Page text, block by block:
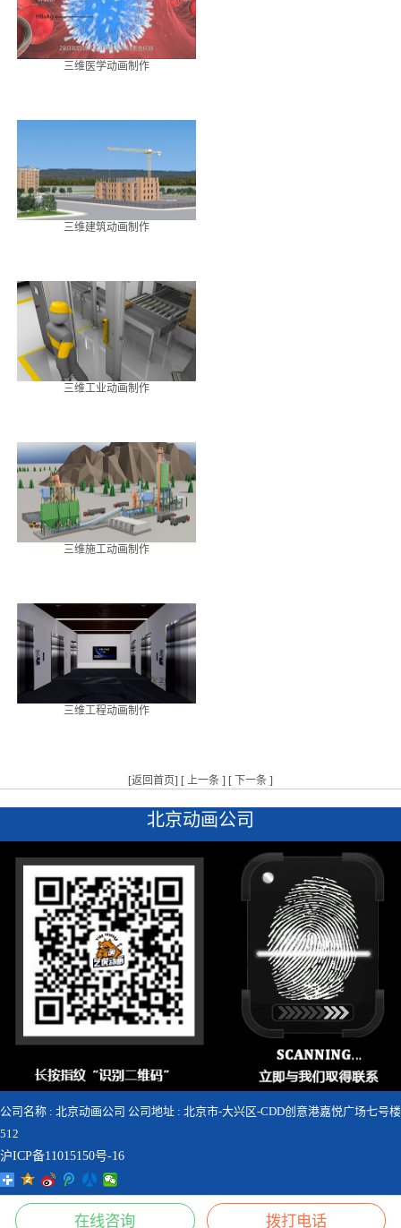
三维医学动画制作
三维建筑动画制作
三维工业动画制作
三维施工动画制作
三维工程动画制作
[返回首页] [ 上一条 ] [ 下一条 ]
北京动画公司
公司名称 : 北京动画公司 公司地址 : 北京市-大兴区-CDD创意港嘉悦广场七号楼
512
沪ICP备11015150号-16
  
在线咨询 拨打电话